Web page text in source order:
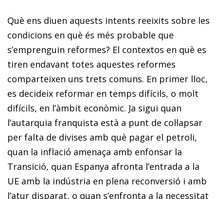
Què ens diuen aquests intents reeixits sobre les
condicions en què és més probable que
s’emprenguin reformes? El contextos en què es
tiren endavant totes aquestes reformes
comparteixen uns trets comuns. En primer lloc,
es decideix reformar en temps difícils, o molt
difícils, en l’àmbit econòmic. Ja sigui quan
l’autarquia franquista està a punt de col·lapsar
per falta de divises amb què pagar el petroli,
quan la inflació amenaça amb enfonsar la
Transició, quan Espanya afronta l’entrada a la
UE amb la indústria en plena reconversió i amb
l’atur disparat, o quan s’enfronta a la necessitat